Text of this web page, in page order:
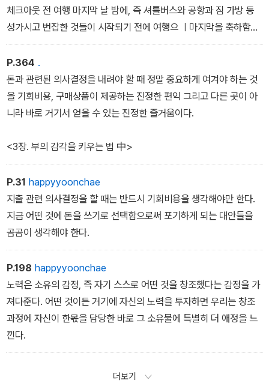
체크아웃 전 여행 마지막 날 밤에, 즉 셔틀버스와 공항과 짐 가방 등
성가시고 번잡한 것들이 시작되기 전에 여행으 ㅣ마지막을 축하함으
로써 여행을 ‘실질적으로‘ 끝내버리면 된다. 이렇게 할 때 우리는 심리
적으로, 다음 날 짐을 싸서 공항으로 가고 비행기를 타고 돌아오는 일
련의 과정을 ‘여행의 마지막 과정‘이 아니라 ‘일상‘의 한 부분으로 묶
어버릴 수 있다.
P.364 .
돈과 관련된 의사결정을 내려야 할 때 정말 중요하게 여겨야 하는 것
을 기회비용, 구매상품이 제공하는 진정한 편익 그리고 다른 곳이 아
니라 바로 거기서 얻을 수 있는 진정한 즐거움이다.
<3장. 부의 감각을 키우는 법 中>
P.31 happyyoonchae
지출 관련 의사결정을 할 때는 반드시 기회비용을 생각해야만 한다.
지금 어떤 것에 돈을 쓰기로 선택함으로써 포기하게 되는 대안들을
곰곰이 생각해야 한다.
P.198 happyyoonchae
노력은 소유의 감정, 즉 자기 스스로 어떤 것을 창조했다는 감정을 가
져다준다. 어떤 것이든 거기에 자신의 노력을 투자하면 우리는 창조
과정에 자신이 한몫을 담당한 바로 그 소유물에 특별히 더 애정을 느
낀다.
더보기